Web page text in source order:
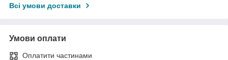
Всі умови доставки
Умови оплати
Оплатити частинами